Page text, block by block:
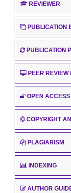
REVIEWER
PUBLICATION
PUBLICATION
PEER REVIEW
OPEN
COPYRIGHT
PLAGIARISM
INDEXING
AUTHOR